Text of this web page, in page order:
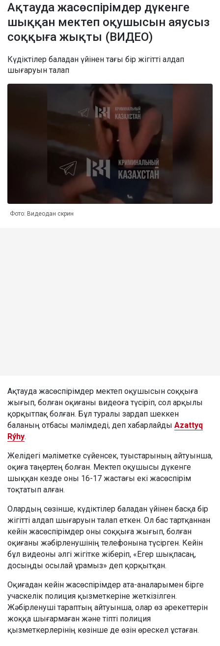
Ақтауда жасөспірімдер дүкенге
шыққан мектеп оқушысын аяусыз
соққыға жықты (ВИДЕО)
Күдіктілер баладан үйінен тағы бір жігітті алдап
шығаруын талап
Фото: Видеодан скрин
Ақтауда жасөспірімдер мектеп оқушысын соққыға
жығып, болған оқиғаны видеоға түсіріп, сол арқылы
қорқытпақ болған. Бұл туралы зардап шеккен
баланың отбасы мәлімдеді, деп хабарлайды Azattyq
Rýhy.
Желідегі мәліметке сүйенсек, туыстарының айтуынша,
оқиға таңертең болған. Мектеп оқушысы дүкенге
шыққан кезде оны 16-17 жастағы екі жасөспірім
тоқтатып алған.
Олардың сөзінше, күдіктілер баладан үйінен басқа бір
жігітті алдап шығаруын талап еткен. Ол бас тартқаннан
кейін жасөспірімдер оны соққыға жығып, болған
оқиғаны жәбірленушінің телефонына түсірген. Кейін
бұл видеоны әлгі жігітке жіберіп, «Егер шықпасаң,
досыңды осылай ұрамыз» деп қорқытқан.
Оқиғадан кейін жасөспірімдер ата-аналарымен бірге
учаскелік полиция қызметкеріне жеткізілген.
Жәбірленуші тараптың айтуынша, олар өз әрекеттерін
жоққа шығармаған және тіпті полиция
қызметкерлерінің көзінше де өзін өрескел ұстаған.